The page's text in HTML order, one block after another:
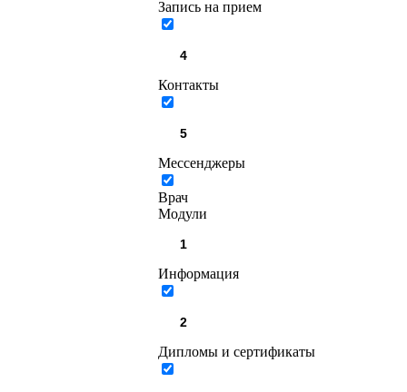
Запись на прием
Контакты
Мессенджеры
Врач
Модули
Информация
Дипломы и сертификаты